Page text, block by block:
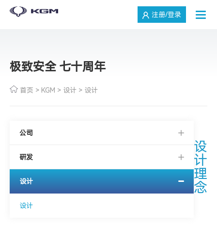
注册/登录
极致安全 七十周年
首页 > KGM > 设计 > 设计
公司
研发
设计
设计
设
计
理
念